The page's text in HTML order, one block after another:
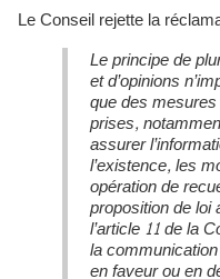
Le Conseil rejette la
Le principe de
et d’opinions
que des
prises,
assurer
l’existence, les
opération de
proposition de loi
l’article 11 de la
la
en faveur ou en